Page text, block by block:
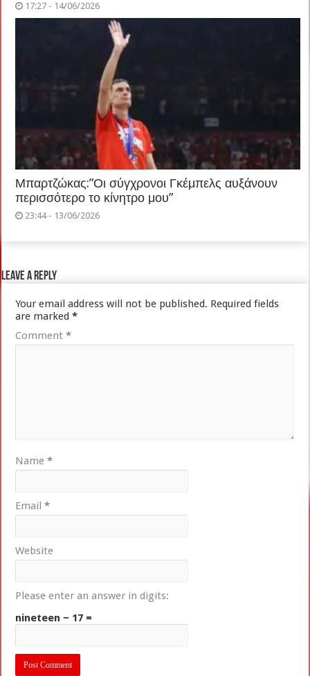
17:27 - 14/06/2026
Μπαρτζώκας:”Οι σύγχρονοι Γκέμπελς αυξάνουν
περισσότερο το κίνητρο μου”
23:44 - 13/06/2026
Leave a Reply
Your email address will not be published. Required fields
are marked*
Comment*
Name*
Email*
Website
Please enter an answer in digits:
nineteen − 17 =